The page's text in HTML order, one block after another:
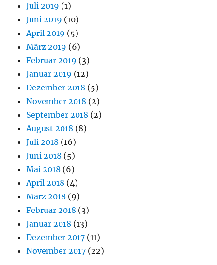
Juli 2019 (1)
Juni 2019 (10)
April 2019 (5)
März 2019 (6)
Februar 2019 (3)
Januar 2019 (12)
Dezember 2018 (5)
November 2018 (2)
September 2018 (2)
August 2018 (8)
Juli 2018 (16)
Juni 2018 (5)
Mai 2018 (6)
April 2018 (4)
März 2018 (9)
Februar 2018 (3)
Januar 2018 (13)
Dezember 2017 (11)
November 2017 (22)